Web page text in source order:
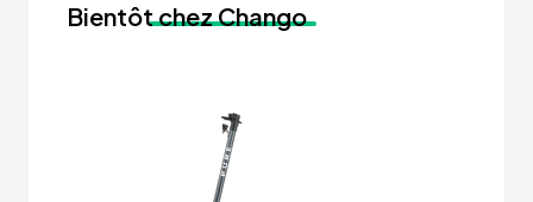
Bientôtchez Chango